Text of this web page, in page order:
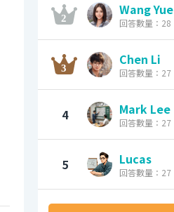
Wang Yue
回答數量：28
Chen Li
回答數量：27
4 Mark Lee
回答數量：27
5 Lucas
回答數量：27